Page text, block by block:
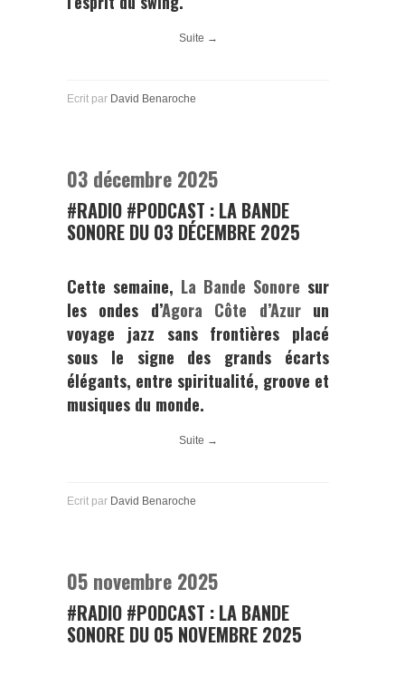
Suite →
Ecrit par David Benaroche
03 décembre 2025
#RADIO #PODCAST : LA BANDE
SONORE DU 03 DÉCEMBRE 2025
Cette semaine, La Bande Sonore sur
les ondes d’Agora Côte d’Azur un
voyage jazz sans frontières placé
sous le signe des grands écarts
élégants, entre spiritualité, groove et
musiques du monde.
Suite →
Ecrit par David Benaroche
05 novembre 2025
#RADIO #PODCAST : LA BANDE
SONORE DU 05 NOVEMBRE 2025